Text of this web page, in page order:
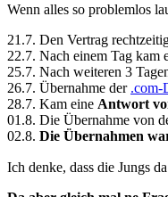
Wenn alles so problemlos
21.7. Den Vertrag
22.7. Nach einem Tag kam
25.7. Nach weiteren 3
26.7. Übernahme der .com-
28.7. Kam eine Antwort
01.8. Die Übernahme von
02.8. Die Übernahmen
Ich denke, dass die Jungs